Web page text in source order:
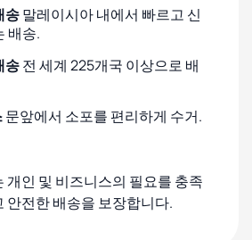
송말레이시아 내에서 빠르고 신
배송.
송전 세계 225개국 이상으로 배
문앞에서 소포를 편리하게 수거.
개인 및 비즈니스의 필요를 충족
안전한 배송을 보장합니다.